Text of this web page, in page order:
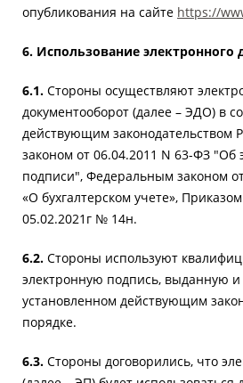
опубликования на сайте https://
6. Использование электронного
6.1. Стороны осуществляют
документооборот (далее – ЭДО) в
действующим законодательством
законом от 06.04.2011 N 63-ФЗ "Об
подписи", Федеральным законом
«О бухгалтерском учете»,
05.02.2021г № 14н.
6.2. Стороны используют
электронную подпись, выданную
установленном действующим
порядке.
6.3. Стороны договорились, что